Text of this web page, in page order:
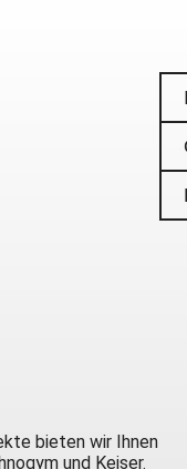
bieten wir Ihnen
und Keiser.